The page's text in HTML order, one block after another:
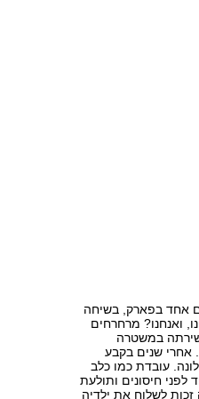
אחד בפארק, בשיחה
ואנחנו? מרחרחים
במשטרה
אחרי שנים בקבע
עובדת כמו כלב
לוקחים לה 35% מס, וזה עוד לפני חיסונים ותולעת
לשלוח את ילדיה